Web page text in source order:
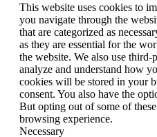
This website uses cookies to
you navigate through the
that are categorized as
as they are essential for the
the website. We also use third-
analyze and understand how
cookies will be stored in your
consent. You also have the
But opting out of some of
browsing experience.
Necessary